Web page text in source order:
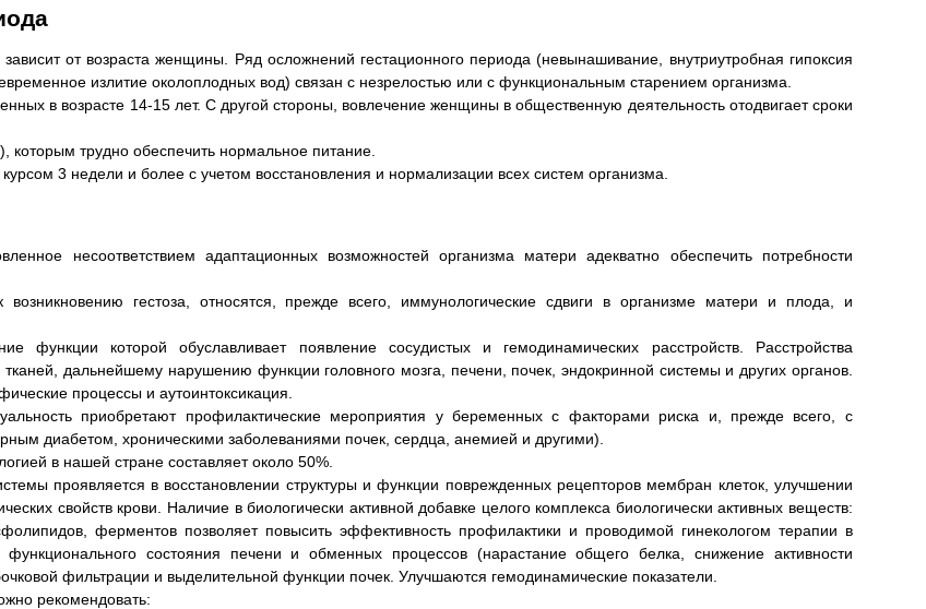
от возраста женщины. Ряд осложнений гестационного периода (невынашивание, внутриутробная гипоксия
излитие околоплодных вод) связан с незрелостью или с функциональным старением организма.
в возрасте 14-15 лет. С другой стороны, вовлечение женщины в общественную деятельность отодвигает сроки
трудно обеспечить нормальное питание.
3 недели и более с учетом восстановления и нормализации всех систем организма.
несоответствием адаптационных возможностей организма матери адекватно обеспечить потребности
гестоза, относятся, прежде всего, иммунологические сдвиги в организме матери и плода, и
которой обуславливает появление сосудистых и гемодинамических расстройств. Расстройства
дальнейшему нарушению функции головного мозга, печени, почек, эндокринной системы и других органов.
процессы и аутоинтоксикация.
приобретают профилактические мероприятия у беременных с факторами риска и, прежде всего, с
диабетом, хроническими заболеваниями почек, сердца, анемией и другими).
в нашей стране составляет около 50%.
проявляется в восстановлении структуры и функции поврежденных рецепторов мембран клеток, улучшении
свойств крови. Наличие в биологически активной добавке целого комплекса биологически активных веществ:
ферментов позволяет повысить эффективность профилактики и проводимой гинекологом терапии в
функционального состояния печени и обменных процессов (нарастание общего белка, снижение активности
фильтрации и выделительной функции почек. Улучшаются гемодинамические показатели.
рекомендовать: